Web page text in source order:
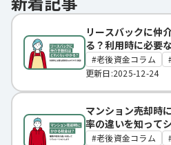
リースバックに仲
る？利用時に必要
老後資金コラム
更新日:2025-12-24
マンション売却時
率の違いを知って
老後資金コラム